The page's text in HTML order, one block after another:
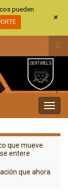
el
la
que mueve
entere
que ahora
pueden
+